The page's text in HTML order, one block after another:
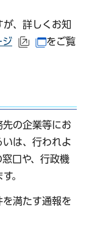
、詳しくお知
ジ （外部サイ
（別ウイ
をご覧
の企業等にお
は、行われよ
口や、行政機
。
満たす通報を